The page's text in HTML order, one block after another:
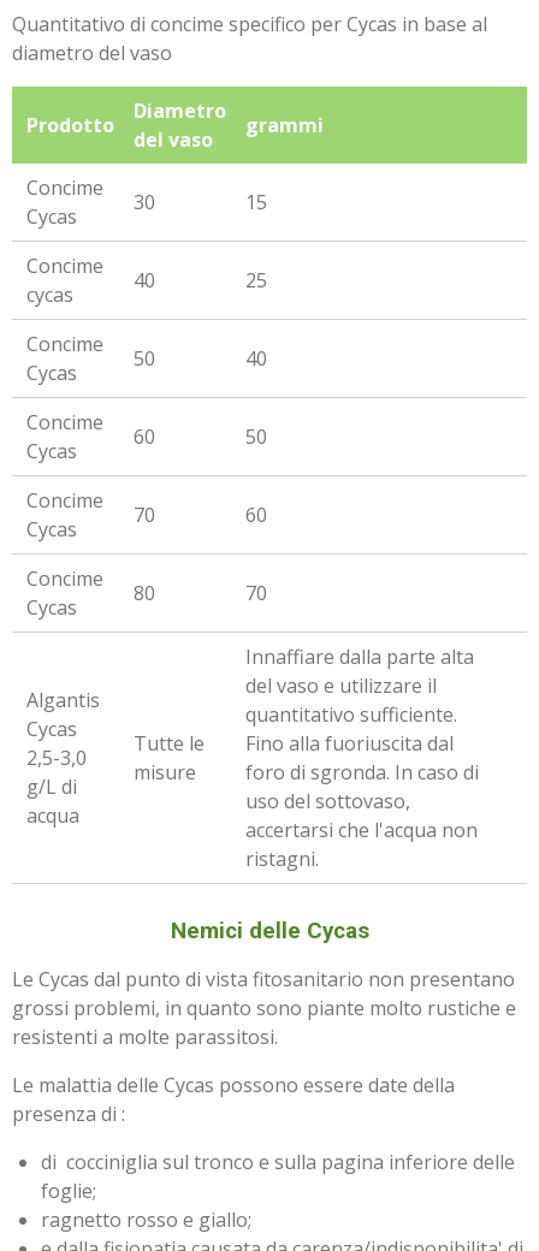
Quantitativo di concime specifico per Cycas in base al
diametro del vaso
Prodotto
Diametro
del vaso
grammi
Concime
Cycas
30 15
Concime
cycas
40 25
Concime
Cycas
50 40
Concime
Cycas
60 50
Concime
Cycas
70 60
Concime
Cycas
80 70
Algantis
Cycas
2,5-3,0
g/L di
acqua
Tutte le
misure
Innaffiare dalla parte alta
del vaso e utilizzare il
quantitativo sufficiente.
Fino alla fuoriuscita dal
foro di sgronda. In caso di
uso del sottovaso,
accertarsi che l'acqua non
ristagni.
Nemici delle Cycas
Le Cycas dal punto di vista fitosanitario non presentano
grossi problemi, in quanto sono piante molto rustiche e
resistenti a molte parassitosi.
Le malattia delle Cycas possono essere date della
presenza di :
di cocciniglia sul tronco e sulla pagina inferiore delle
foglie;
ragnetto rosso e giallo;